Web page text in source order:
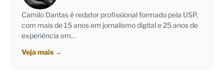
Camilo Dantas é redator profissional formado pela USP,
com mais de 15 anos em jornalismo digital e 25 anos de
experiência em…
Veja mais →